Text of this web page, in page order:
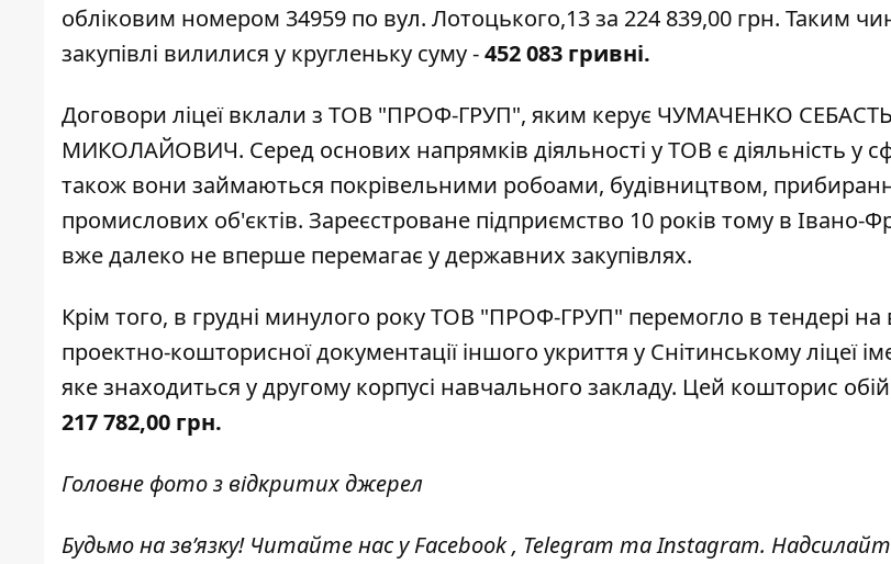
обліковим номером 34959 по вул. Лотоцького,13 за 224 839,00 грн. Таким
закупівлі вилилися у кругленьку суму -452 083 гривні.
Договори ліцеї вклали з ТОВ "ПРОФ-ГРУП", яким керує ЧУМАЧЕНКО
МИКОЛАЙОВИЧ. Серед основих напрямків діяльності у ТОВ є діяльність у
також вони займаються покрівельними робоами, будівництвом,
промислових об'єктів. Зареєстроване підприємство 10 років тому в Івано-
вже далеко не вперше перемагає у державних закупівлях.
Крім того, в грудні минулого року ТОВ "ПРОФ-ГРУП" перемогло в тендері на
проектно-кошторисної документації іншого укриття у Снітинському ліцеї
яке знаходиться у другому корпусі навчального закладу. Цей кошторис
217 782,00 грн.
Головне фото з відкритих джерел
Будьмо на зв’язку! Читайте нас уFacebook, Telegram таInstagram.